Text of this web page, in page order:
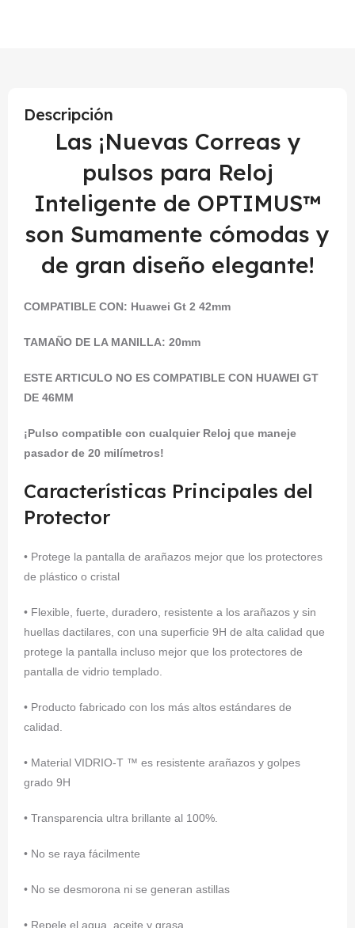
Descripción
Las ¡Nuevas Correas y
pulsos para Reloj
Inteligente de OPTIMUS™
son Sumamente cómodas y
de gran diseño elegante!
COMPATIBLE CON: Huawei Gt 2 42mm
TAMAÑO DE LA MANILLA: 20mm
ESTE ARTICULO NO ES COMPATIBLE CON HUAWEI GT
DE 46MM
¡Pulso compatible con cualquier Reloj que maneje
pasador de 20 milímetros!
Características Principales del
Protector
• Protege la pantalla de arañazos mejor que los protectores
de plástico o cristal
• Flexible, fuerte, duradero, resistente a los arañazos y sin
huellas dactilares, con una superficie 9H de alta calidad que
protege la pantalla incluso mejor que los protectores de
pantalla de vidrio templado.
• Producto fabricado con los más altos estándares de
calidad.
• Material VIDRIO-T ™ es resistente arañazos y golpes
grado 9H
• Transparencia ultra brillante al 100%.
• No se raya fácilmente
• No se desmorona ni se generan astillas
• Repele el agua, aceite y grasa